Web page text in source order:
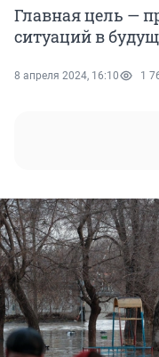
Главная цель —
ситуаций в
8 апреля 2024, 16:10 1